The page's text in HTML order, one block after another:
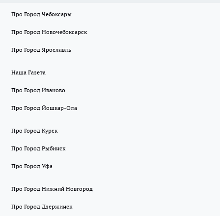
Про Город Чебоксары
Про Город Новочебоксарск
Про Город Ярославль
Наша Газета
Про Город Иваново
Про Город Йошкар-Ола
Про Город Курск
Про Город Рыбинск
Про Город Уфа
Про Город Нижний Новгород
Про Город Дзержинск